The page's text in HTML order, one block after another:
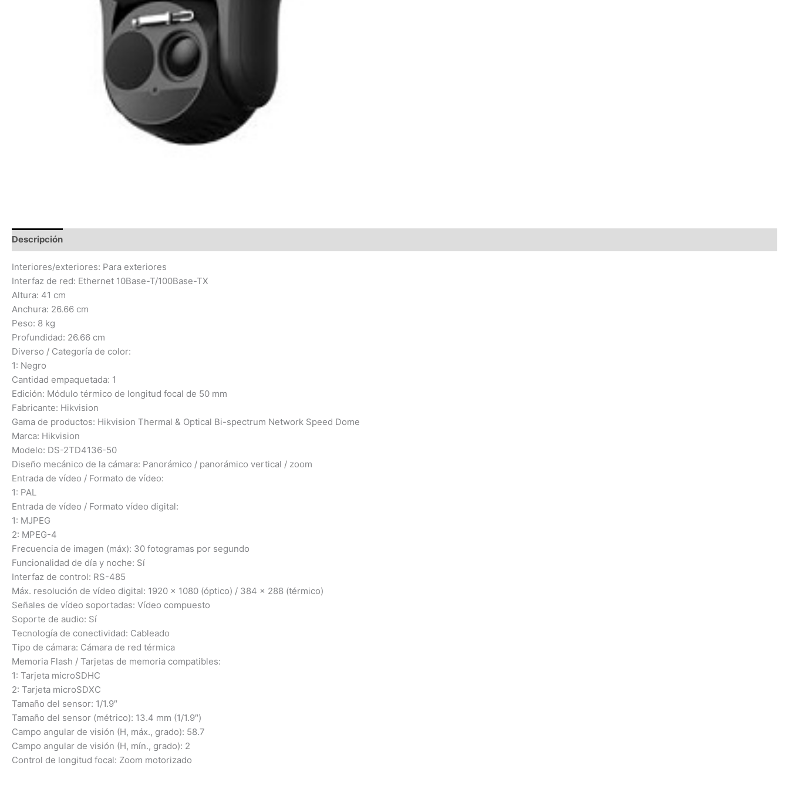
Descripción
Interiores/exteriores: Para exteriores
Interfaz de red: Ethernet 10Base-T/100Base-TX
Altura: 41 cm
Anchura: 26.66 cm
Peso: 8 kg
Profundidad: 26.66 cm
Diverso / Categoría de color:
1: Negro
Cantidad empaquetada: 1
Edición: Módulo térmico de longitud focal de 50 mm
Fabricante: Hikvision
Gama de productos: Hikvision Thermal & Optical Bi-spectrum Network Speed Dome
Marca: Hikvision
Modelo: DS-2TD4136-50
Diseño mecánico de la cámara: Panorámico / panorámico vertical / zoom
Entrada de vídeo / Formato de vídeo:
1: PAL
Entrada de vídeo / Formato vídeo digital:
1: MJPEG
2: MPEG-4
Frecuencia de imagen (máx): 30 fotogramas por segundo
Funcionalidad de día y noche: Sí
Interfaz de control: RS-485
Máx. resolución de vídeo digital: 1920 x 1080 (óptico) / 384 x 288 (térmico)
Señales de vídeo soportadas: Vídeo compuesto
Soporte de audio: Sí
Tecnología de conectividad: Cableado
Tipo de cámara: Cámara de red térmica
Memoria Flash / Tarjetas de memoria compatibles:
1: Tarjeta microSDHC
2: Tarjeta microSDXC
Tamaño del sensor: 1/1.9″
Tamaño del sensor (métrico): 13.4 mm (1/1.9″)
Campo angular de visión (H, máx., grado): 58.7
Campo angular de visión (H, mín., grado): 2
Control de longitud focal: Zoom motorizado